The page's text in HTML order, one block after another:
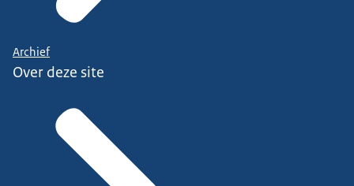
Archief
Over deze site